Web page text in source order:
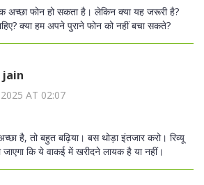
अच्छा फोन हो सकता है। लेकिन क्या यह जरूरी है?
क्या हम अपने पुराने फोन को नहीं बचा सकते?
jain
AT 02:07
है, तो बहुत बढ़िया। बस थोड़ा इंतजार करो। रिव्यू
कि ये वाकई में खरीदने लायक है या नहीं।